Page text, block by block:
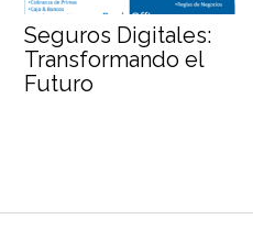
Seguros Digitales:
Transformando el
Futuro